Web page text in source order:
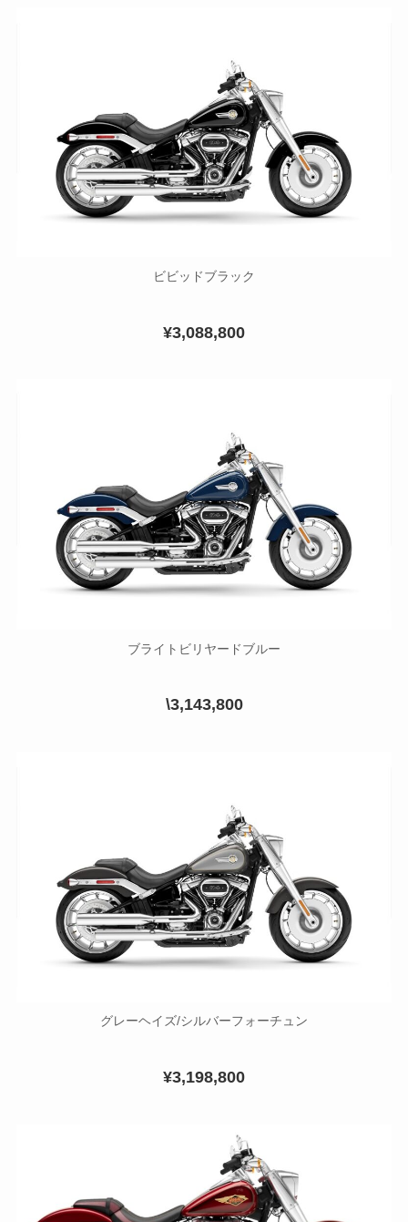
ビビッドブラック
¥3,088,800
ブライトビリヤードブルー
\3,143,800
グレーヘイズ/シルバーフォーチュン
¥3,198,800